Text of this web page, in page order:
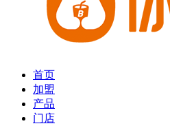
首页
加盟
产品
门店